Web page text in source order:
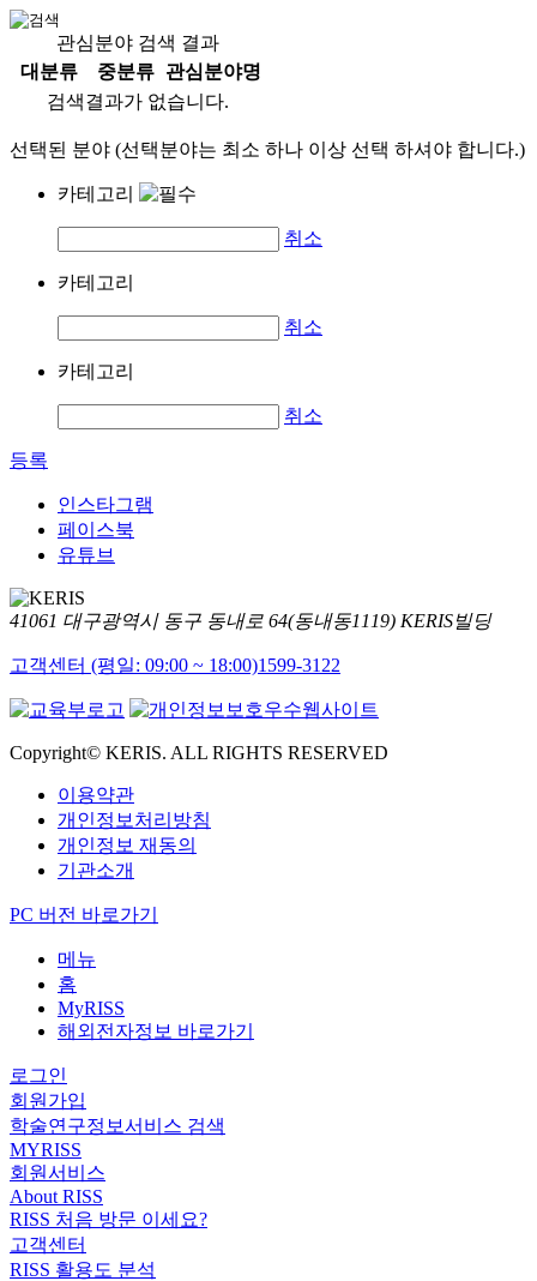
관심분야 검색 결과
대분류
중분류
관심분야명
검색결과가 없습니다.
선택된 분야 (선택분야는 최소 하나 이상 선택 하셔야 합니다.)
카테고리
취소
카테고리
취소
카테고리
취소
등록
인스타그램
페이스북
유튜브
41061 대구광역시 동구 동내로 64(동내동1119) KERIS빌딩
고객센터 (평일: 09:00 ~ 18:00)1599-3122
Copyright© KERIS. ALL RIGHTS RESERVED
이용약관
개인정보처리방침
개인정보 재동의
기관소개
PC 버전 바로가기
메뉴
홈
MyRISS
해외전자정보 바로가기
로그인
회원가입
학술연구정보서비스 검색
MYRISS
회원서비스
About RISS
RISS 처음 방문 이세요?
고객센터
RISS 활용도 분석